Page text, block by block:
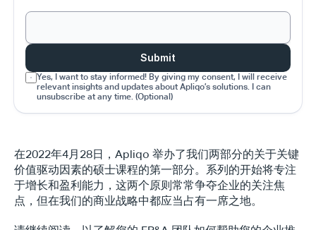
Submit
Yes, I want to stay informed! By giving my consent, I will receive
relevant insights and updates about Apliqo’s solutions. I can
unsubscribe at any time. (Optional)
在2022年4月28日，Apliqo 举办了我们两部分的关于关键
价值驱动因素的硕士课程的第一部分。系列的开始将专注
于增长和盈利能力，这两个原则常常争夺企业的关注焦
点，但在我们的商业战略中都应当占有一席之地。